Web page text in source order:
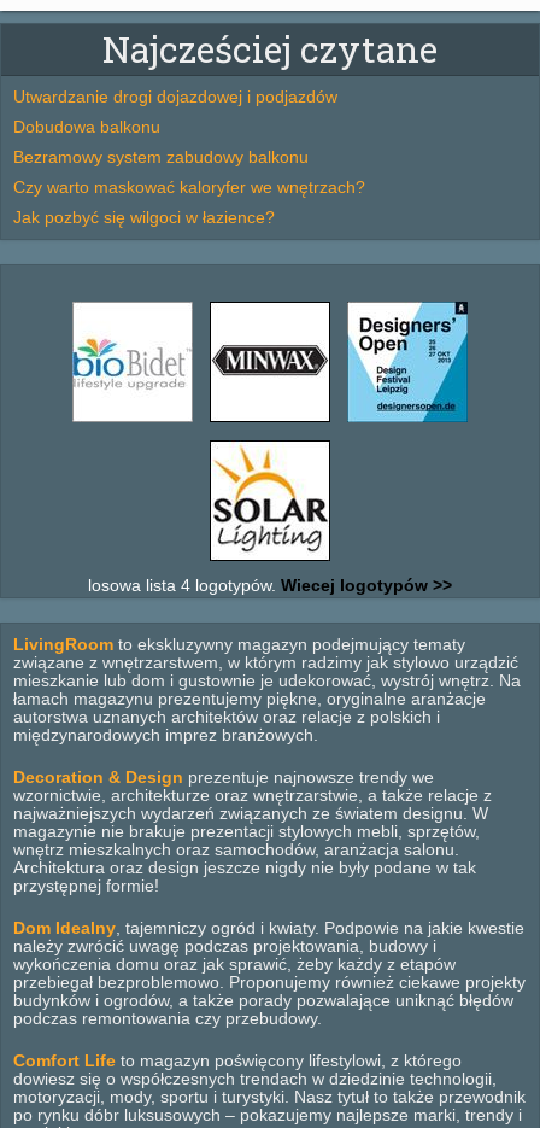
Najcześciej czytane
Utwardzanie drogi dojazdowej i podjazdów
Dobudowa balkonu
Bezramowy system zabudowy balkonu
Czy warto maskować kaloryfer we wnętrzach?
Jak pozbyć się wilgoci w łazience?
losowa lista 4 logotypów. Wiecej logotypów >>
LivingRoom to ekskluzywny magazyn podejmujący tematy
związane z wnętrzarstwem, w którym radzimy jak stylowo urządzić
mieszkanie lub dom i gustownie je udekorować, wystrój wnętrz. Na
łamach magazynu prezentujemy piękne, oryginalne aranżacje
autorstwa uznanych architektów oraz relacje z polskich i
międzynarodowych imprez branżowych.
Decoration & Design prezentuje najnowsze trendy we
wzornictwie, architekturze oraz wnętrzarstwie, a także relacje z
najważniejszych wydarzeń związanych ze światem designu. W
magazynie nie brakuje prezentacji stylowych mebli, sprzętów,
wnętrz mieszkalnych oraz samochodów, aranżacja salonu.
Architektura oraz design jeszcze nigdy nie były podane w tak
przystępnej formie!
Dom Idealny, tajemniczy ogród i kwiaty. Podpowie na jakie kwestie
należy zwrócić uwagę podczas projektowania, budowy i
wykończenia domu oraz jak sprawić, żeby każdy z etapów
przebiegał bezproblemowo. Proponujemy również ciekawe projekty
budynków i ogrodów, a także porady pozwalające uniknąć błędów
podczas remontowania czy przebudowy.
Comfort Life to magazyn poświęcony lifestylowi, z którego
dowiesz się o współczesnych trendach w dziedzinie technologii,
motoryzacji, mody, sportu i turystyki. Nasz tytuł to także przewodnik
po rynku dóbr luksusowych – pokazujemy najlepsze marki, trendy i